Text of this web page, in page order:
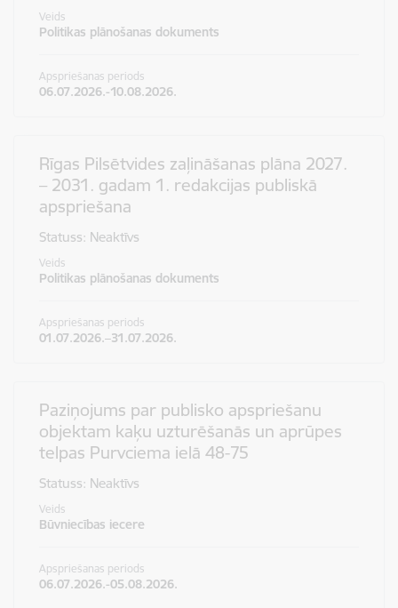
Veids
Politikas plānošanas dokuments
Apspriešanas periods
06.07.2026.-10.08.2026.
Rīgas Pilsētvides zaļināšanas plāna 2027.
– 2031. gadam 1. redakcijas publiskā
apspriešana
Statuss: Neaktīvs
Veids
Politikas plānošanas dokuments
Apspriešanas periods
01.07.2026.–31.07.2026.
Paziņojums par publisko apspriešanu
objektam kaķu uzturēšanās un aprūpes
telpas Purvciema ielā 48-75
Statuss: Neaktīvs
Veids
Būvniecības iecere
Apspriešanas periods
06.07.2026.-05.08.2026.